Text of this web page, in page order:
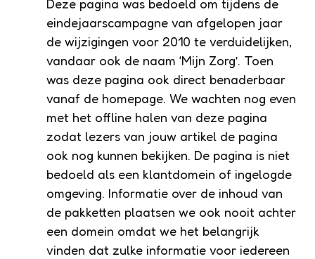
Deze pagina was bedoeld om tijdens de
eindejaarscampagne van afgelopen jaar
de wijzigingen voor 2010 te verduidelijken,
vandaar ook de naam ‘Mijn Zorg’. Toen
was deze pagina ook direct benaderbaar
vanaf de homepage. We wachten nog even
met het offline halen van deze pagina
zodat lezers van jouw artikel de pagina
ook nog kunnen bekijken. De pagina is niet
bedoeld als een klantdomein of ingelogde
omgeving. Informatie over de inhoud van
de pakketten plaatsen we ook nooit achter
een domein omdat we het belangrijk
vinden dat zulke informatie voor iedereen